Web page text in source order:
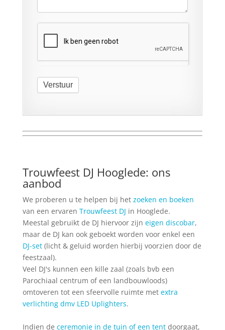
Verstuur
Trouwfeest DJ Hooglede: ons
aanbod
We proberen u te helpen bij het zoeken en boeken
van een ervaren Trouwfeest DJ in Hooglede.
Meestal gebruikt de DJ hiervoor zijn eigen discobar,
maar de DJ kan ook geboekt worden voor enkel een
DJ-set (licht & geluid worden hierbij voorzien door de
feestzaal).
Veel DJ's kunnen een kille zaal (zoals bvb een
Parochiaal centrum of een landbouwloods)
omtoveren tot een sfeervolle ruimte met extra
verlichting dmv LED Uplighters.
Indien de ceremonie in de tuin of een tentdoorgaat,